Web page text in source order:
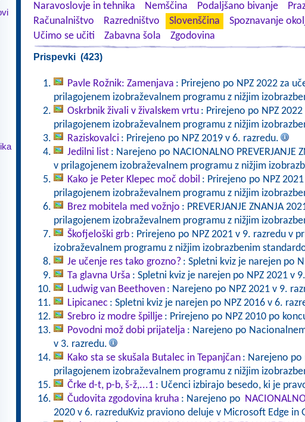
Naravoslovje in tehnika
Nemščina Podaljšano bivanje
Računalništvo
Razredništvo Slovenščina Spoznavanje
Učimo se učiti
Zabavna šola Zgodovina
Prispevki (423)
Pavle Rožnik: Zamenjava : Prirejeno po NPZ 2022 za
prilagojenem izobraževalnem programu z nižjim
Oskrbnik živali v živalskem vrtu : Prirejeno po NPZ
prilagojenem izobraževalnem programu z nižjim
Raziskovalci : Prirejeno po NPZ 2019 v 6. razredu.
Jedilni list : Narejeno po NACIONALNO PREVERJANJE
v prilagojenem izobraževalnem programu z nižjim
Kako je Peter Klepec moč dobil : Prirejeno po NPZ
prilagojenem izobraževalnem programu z nižjim
Brez mobitela med vožnjo : PREVERJANJE ZNANJA
prilagojenem izobraževalnem programu z nižjim
Škofjeloški grb : Prirejeno po NPZ 2021 v 9. razredu v
izobraževalnem programu z nižjim izobrazbenim
Je učenje res tako grozno? : Spletni kviz je narejen po
Ta glavna Urša : Spletni kviz je narejen po NPZ 2021 v
Ludwig van Beethoven : Narejeno po NPZ 2021 v 9.
Lipicanec : Spletni kviz je narejen po NPZ 2016 v 6.
Srebro iz modre špillje : Prirejeno po NPZ 2010 po
Povodni mož dobi prijatelja : Narejeno po
v 3. razredu.
Kako sta se skušala Butalec in Tepanjčan : Narejeno po
prilagojenem izobraževalnem programu z nižjim
Črke d-t, p-b, š-ž,...1 : Učenci izbirajo besedo, ki je
Čudovita zgodovina kruha : Narejeno po
2020 v 6. razreduKviz praviono deluje v Microsoft Edge in